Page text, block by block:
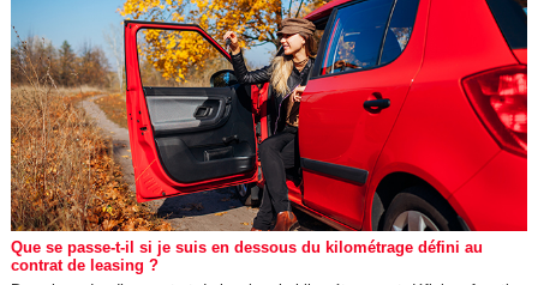
Que se passe-t-il si je suis en dessous du kilométrage défini au
contrat de leasing ?